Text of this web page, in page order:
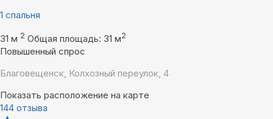
1 спальня
31 м 2 Общая площадь: 31 м2
Повышенный спрос
Благовещенск, Колхозный переулок, 4
Показать расположение на карте
144 отзыва